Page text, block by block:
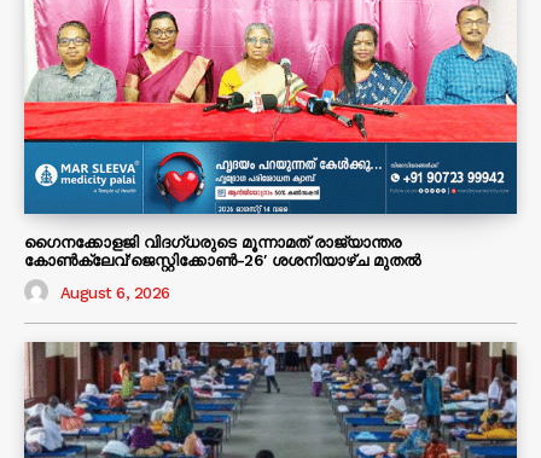
ഗൈനക്കോളജി വിദഗ്ധരുടെ മൂന്നാമത് രാജ്യാന്തര
കോണ്‍ക്ലേവ്’ജെസ്റ്റിക്കോണ്‍-26′ ശശനിയാഴ്‌ച മുതല്‍
August 6, 2026